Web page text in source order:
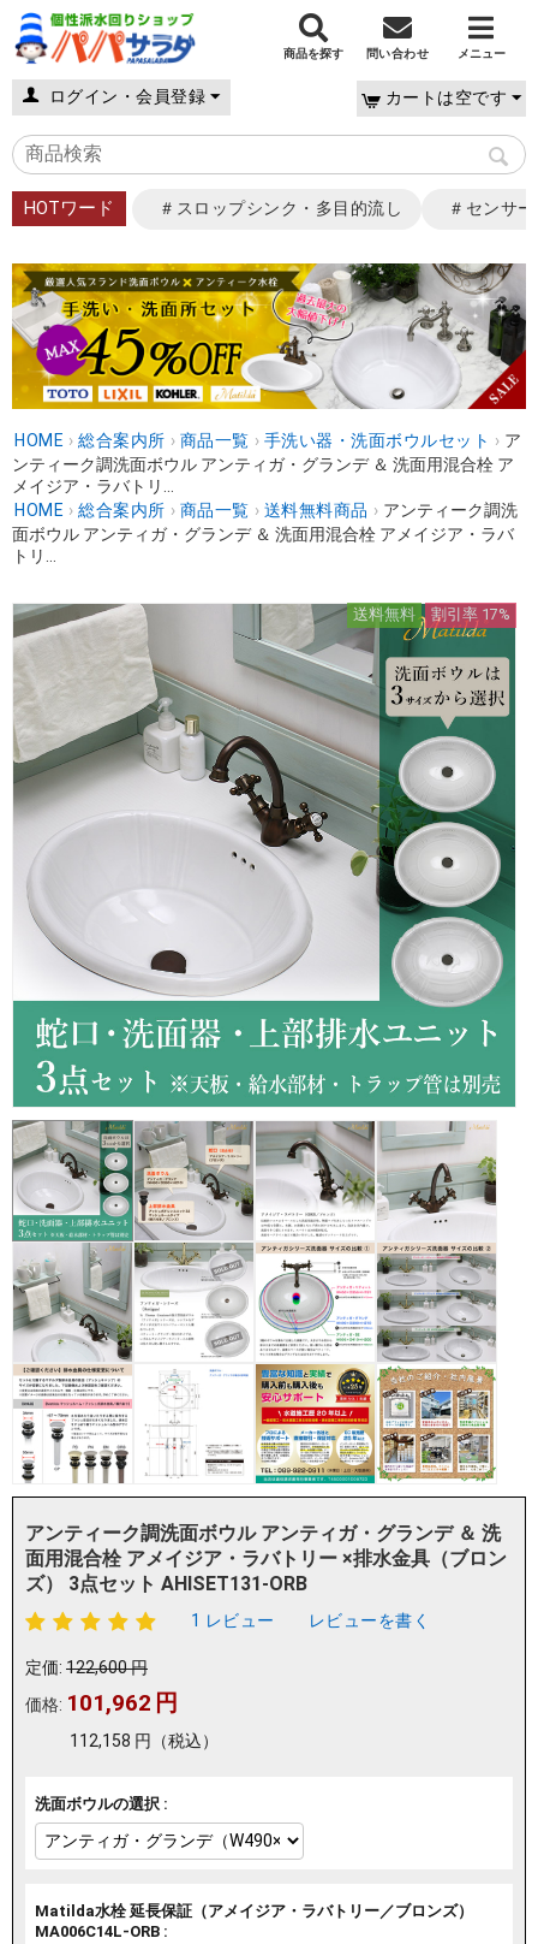
商品を探す 問い合わせ メニュー
ログイン・会員登録 カートは空です
HOTワード ＃スロップシンク・多目的流し ＃センサ
HOME › 総合案内所 › 商品一覧 › 手洗い器・洗面ボウルセット › ア
ンティーク調洗面ボウル アンティガ・グランデ ＆ 洗面用混合栓 ア
メイジア・ラバトリ...
HOME › 総合案内所 › 商品一覧 › 送料無料商品 › アンティーク調洗
面ボウル アンティガ・グランデ ＆ 洗面用混合栓 アメイジア・ラバ
トリ...
送料無料 割引率 17%
アンティーク調洗面ボウル アンティガ・グランデ ＆ 洗
面用混合栓 アメイジア・ラバトリー ×排水金具（ブロン
ズ） 3点セット AHISET131-ORB
1 レビュー レビューを書く
定価: 122,600円
価格: 101,962 円
112,158 円 （税込）
洗面ボウルの選択 :
Matilda水栓 延長保証（アメイジア・ラバトリー／ブロンズ）
MA006C14L-ORB :